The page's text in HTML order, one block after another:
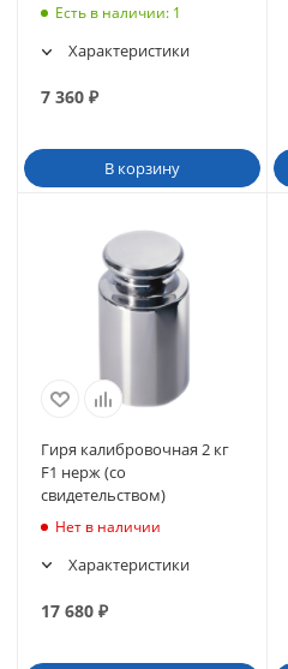
Есть в наличии: 1
Характеристики
7 360 ₽
В корзину
Гиря калибровочная 2 кг
F1 нерж (со
свидетельством)
Нет в наличии
Характеристики
17 680 ₽